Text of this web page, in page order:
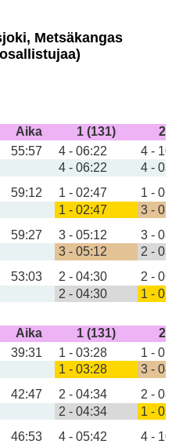
Metsäkangas
Aika 1 (131)
2
55:57 4 - 06:22
4 -
4 - 06:22
4 -
59:12 1 - 02:47
1 -
1 - 02:47
3 -
59:27 3 - 05:12
3 -
3 - 05:12
2 -
53:03 2 - 04:30
2 -
2 - 04:30
1 -
Aika 1 (131)
2
39:31 1 - 03:28
1 -
1 - 03:28
3 -
42:47 2 - 04:34
2 -
2 - 04:34
1 -
46:53 4 - 05:42
4 -